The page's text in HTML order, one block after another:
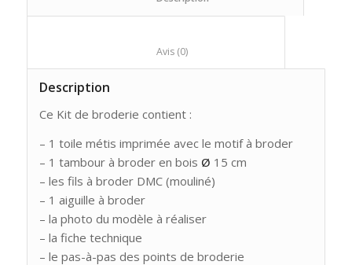
						Avis (0)
Description
Ce Kit de broderie contient :
– 1 toile métis imprimée avec le motif à broder
– 1 tambour à broder en bois Ø 15 cm
– les fils à broder DMC (mouliné)
– 1 aiguille à broder
– la photo du modèle à réaliser
– la fiche technique
– le pas-à-pas des points de broderie